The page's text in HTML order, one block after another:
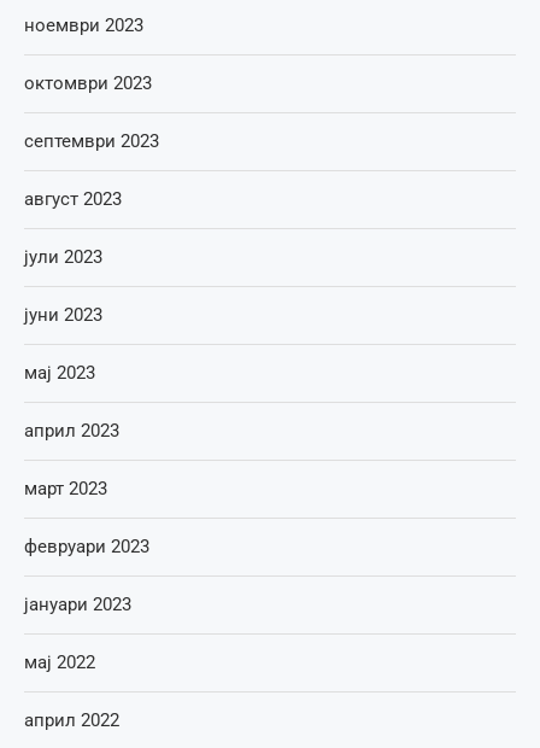
ноември 2023
октомври 2023
септември 2023
август 2023
јули 2023
јуни 2023
мај 2023
април 2023
март 2023
февруари 2023
јануари 2023
мај 2022
април 2022